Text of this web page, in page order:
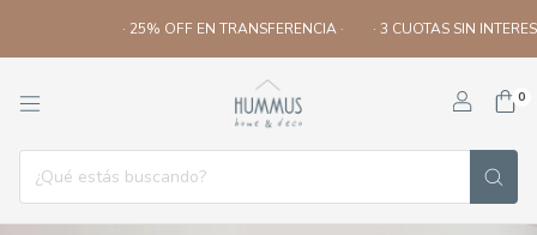
· 25% OFF EN TRANSFERENCIA · · 3 CUOTAS SIN INTERES · · ENVIOS
0